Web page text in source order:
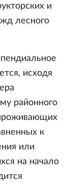
и
лесного
исходя
районного
к
или
на начало